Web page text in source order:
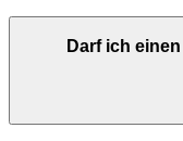
Darf ich